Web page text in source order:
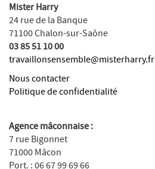
Mister Harry
24 rue de la Banque
71100 Chalon-sur-Saône
03 85 51 10 00
travaillonsensemble@misterharry.fr
Nous contacter
Politique de confidentialité
Agence mâconnaise :
7 rue Bigonnet
71000 Mâcon
Port. : 06 67 99 69 66